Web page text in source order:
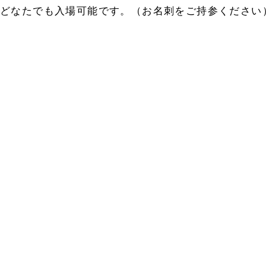
どなたでも入場可能です。（お名刺をご持参ください